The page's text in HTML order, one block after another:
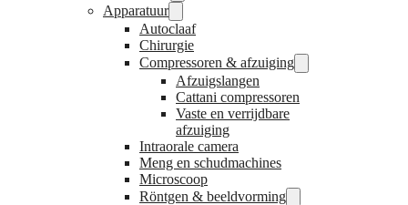
Apparatuur
Autoclaaf
Chirurgie
Compressoren & afzuiging
Afzuigslangen
Cattani compressoren
Vaste en verrijdbare
afzuiging
Intraorale camera
Meng en schudmachines
Microscoop
Röntgen & beeldvorming